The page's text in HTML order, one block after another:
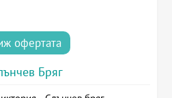
офертата
Бряг